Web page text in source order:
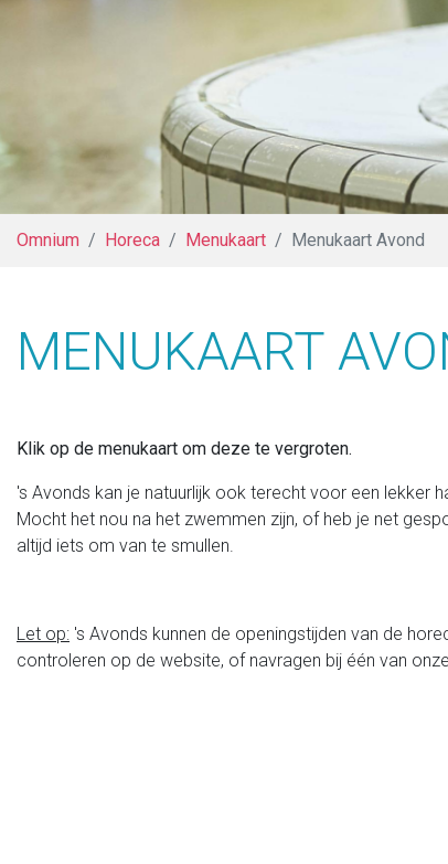
Omnium Horeca Menukaart Menukaart Avond
MENUKAART
Klik op de menukaart om deze te vergroten.
's Avonds kan je natuurlijk ook terecht voor een lekker
Mocht het nou na het zwemmen zijn, of heb je net
altijd iets om van te smullen.
Let op: 's Avonds kunnen de openingstijden van de
controleren op de website, of navragen bij één van